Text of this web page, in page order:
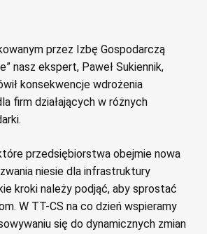
przez Izbę Gospodarczą
nasz ekspert, Paweł Sukiennik,
konsekwencje wdrożenia
firm działających w różnych
przedsiębiorstwa obejmie nowa
niesie dla infrastruktury
kroki należy podjąć, aby sprostać
W TT-CS na co dzień wspieramy
się do dynamicznych zmian